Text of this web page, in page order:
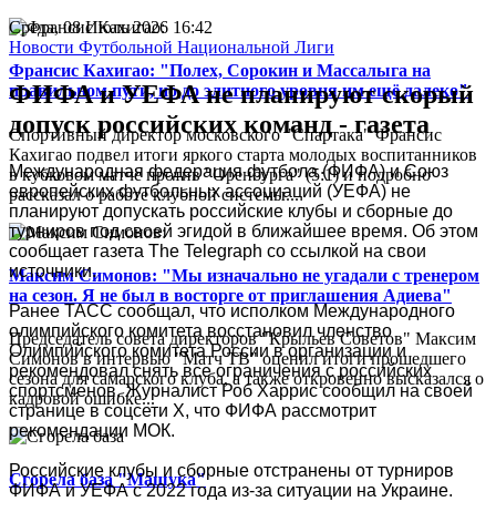
Франсис Кахигао: "Полех, Сорокин и Массалыга на
правильном пути, но до элитного уровня им ещё далеко"
Спортивный директор московского "Спартака" Франсис
Кахигао подвел итоги яркого старта молодых воспитанников
в кубковом матче против "Оренбурга" (5:1) и подробно
рассказал о работе клубной системы...
Максим Симонов: "Мы изначально не угадали с тренером
на сезон. Я не был в восторге от приглашения Адиева"
Председатель совета директоров "Крыльев Советов" Максим
Симонов в интервью "Матч ТВ" оценил итоги прошедшего
сезона для самарского клуба, а также откровенно высказался о
кадровой ошибке...
Сгорела база "Машука"
Среда, 08 Июль 2026 16:42
Новости Футбольной Национальной Лиги
ФИФА и УЕФА не планируют скорый
допуск российских команд - газета
Международная федерация футбола (ФИФА) и Союз
европейских футбольных ассоциаций (УЕФА) не
планируют допускать российские клубы и сборные до
турниров под своей эгидой в ближайшее время. Об этом
сообщает газета The Telegraph со ссылкой на свои
источники.
Ранее ТАСС сообщал, что исполком Международного
олимпийского комитета восстановил членство
Олимпийского комитета России в организации и
рекомендовал снять все ограничения с российских
спортсменов. Журналист Роб Харрис сообщил на своей
странице в соцсети Х, что ФИФА рассмотрит
рекомендации МОК.
Российские клубы и сборные отстранены от турниров
ФИФА и УЕФА с 2022 года из-за ситуации на Украине.